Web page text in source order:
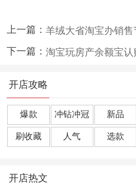
上一篇：羊绒大省淘宝办销售
下一篇：
开店攻略
爆款 冲钻冲冠 新品
刷收藏 人气 选款
转化率
开店热文